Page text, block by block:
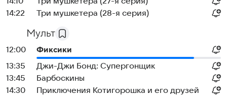
14:22
Три мушкетера (28-я серия)
Мульт
12:00
Фиксики
13:35
Джи-Джи Бонд: Супергонщик
13:45
Барбоскины
14:30
Приключения Котигорошка и его друзей